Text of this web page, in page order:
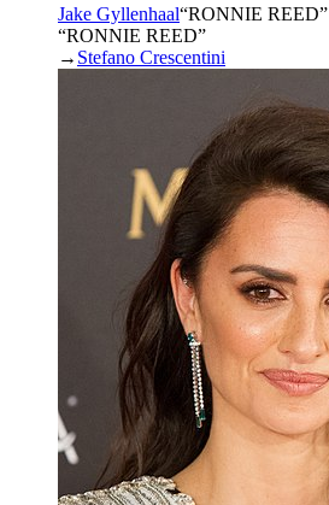
Jake Gyllenhaal“RONNIE REED”
“RONNIE REED”
→ Stefano Crescentini